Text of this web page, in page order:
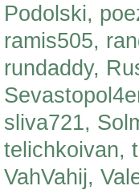
Podolski,
ramis505,
rundaddy,
sliva721,
telichkoivan,
VahVahij,